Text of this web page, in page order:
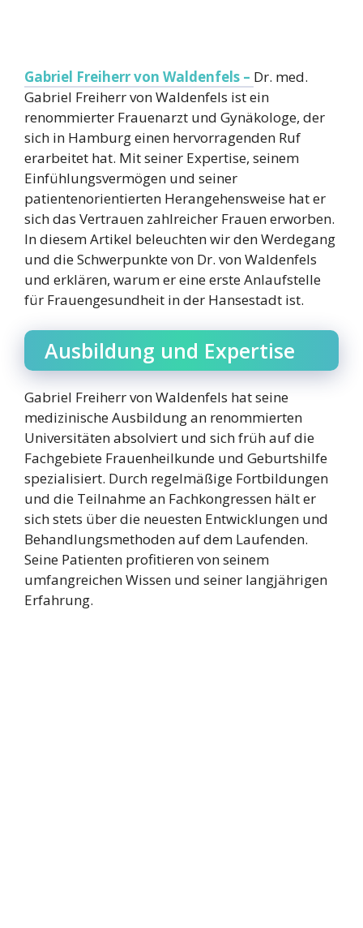
Gabriel Freiherr von Waldenfels – Dr. med.
Gabriel Freiherr von Waldenfels ist ein
renommierter Frauenarzt und Gynäkologe, der
sich in Hamburg einen hervorragenden Ruf
erarbeitet hat. Mit seiner Expertise, seinem
Einfühlungsvermögen und seiner
patientenorientierten Herangehensweise hat er
sich das Vertrauen zahlreicher Frauen erworben.
In diesem Artikel beleuchten wir den Werdegang
und die Schwerpunkte von Dr. von Waldenfels
und erklären, warum er eine erste Anlaufstelle
für Frauengesundheit in der Hansestadt ist.
Ausbildung und Expertise
Gabriel Freiherr von Waldenfels hat seine
medizinische Ausbildung an renommierten
Universitäten absolviert und sich früh auf die
Fachgebiete Frauenheilkunde und Geburtshilfe
spezialisiert. Durch regelmäßige Fortbildungen
und die Teilnahme an Fachkongressen hält er
sich stets über die neuesten Entwicklungen und
Behandlungsmethoden auf dem Laufenden.
Seine Patienten profitieren von seinem
umfangreichen Wissen und seiner langjährigen
Erfahrung.